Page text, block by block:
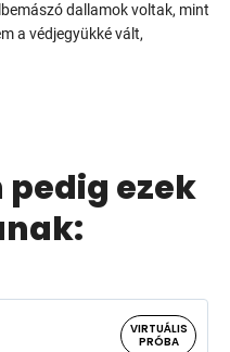
dallamok voltak, mint
a védjegyükké vált,
ezek
VIRTUÁLIS
PRÓBA